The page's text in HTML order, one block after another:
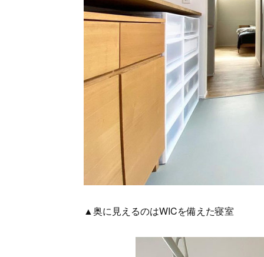
▲奥に見えるのはWICを備えた寝室